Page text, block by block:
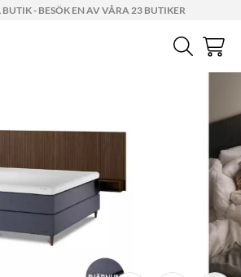
BUTIK - BESÖK EN AV VÅRA 23 BUTIKER